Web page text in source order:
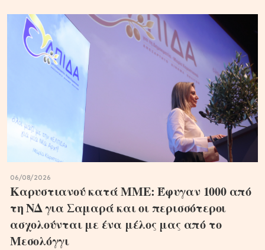
06/08/2026
Καρυστιανού κατά ΜΜΕ: Έφυγαν 1000 από
τη ΝΔ για Σαμαρά και οι περισσότεροι
ασχολούνται με ένα μέλος μας από το
Μεσολόγγι